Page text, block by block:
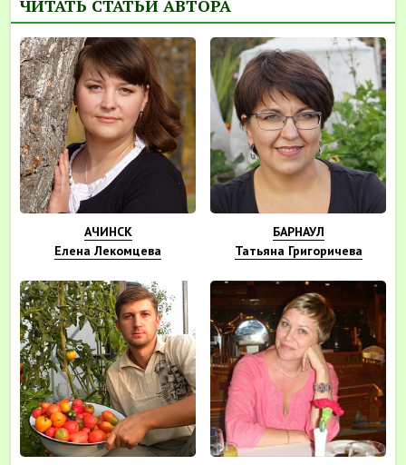
ЧИТАТЬ СТАТЬИ АВТОРА
АЧИНСК
Елена Лекомцева
БАРНАУЛ
Татьяна Григоричева